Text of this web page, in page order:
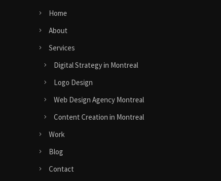
Home
About
Services
Digital Strategy in Montreal
Logo Design
Web Design Agency Montreal
Content Creation in Montreal
Work
Blog
Contact